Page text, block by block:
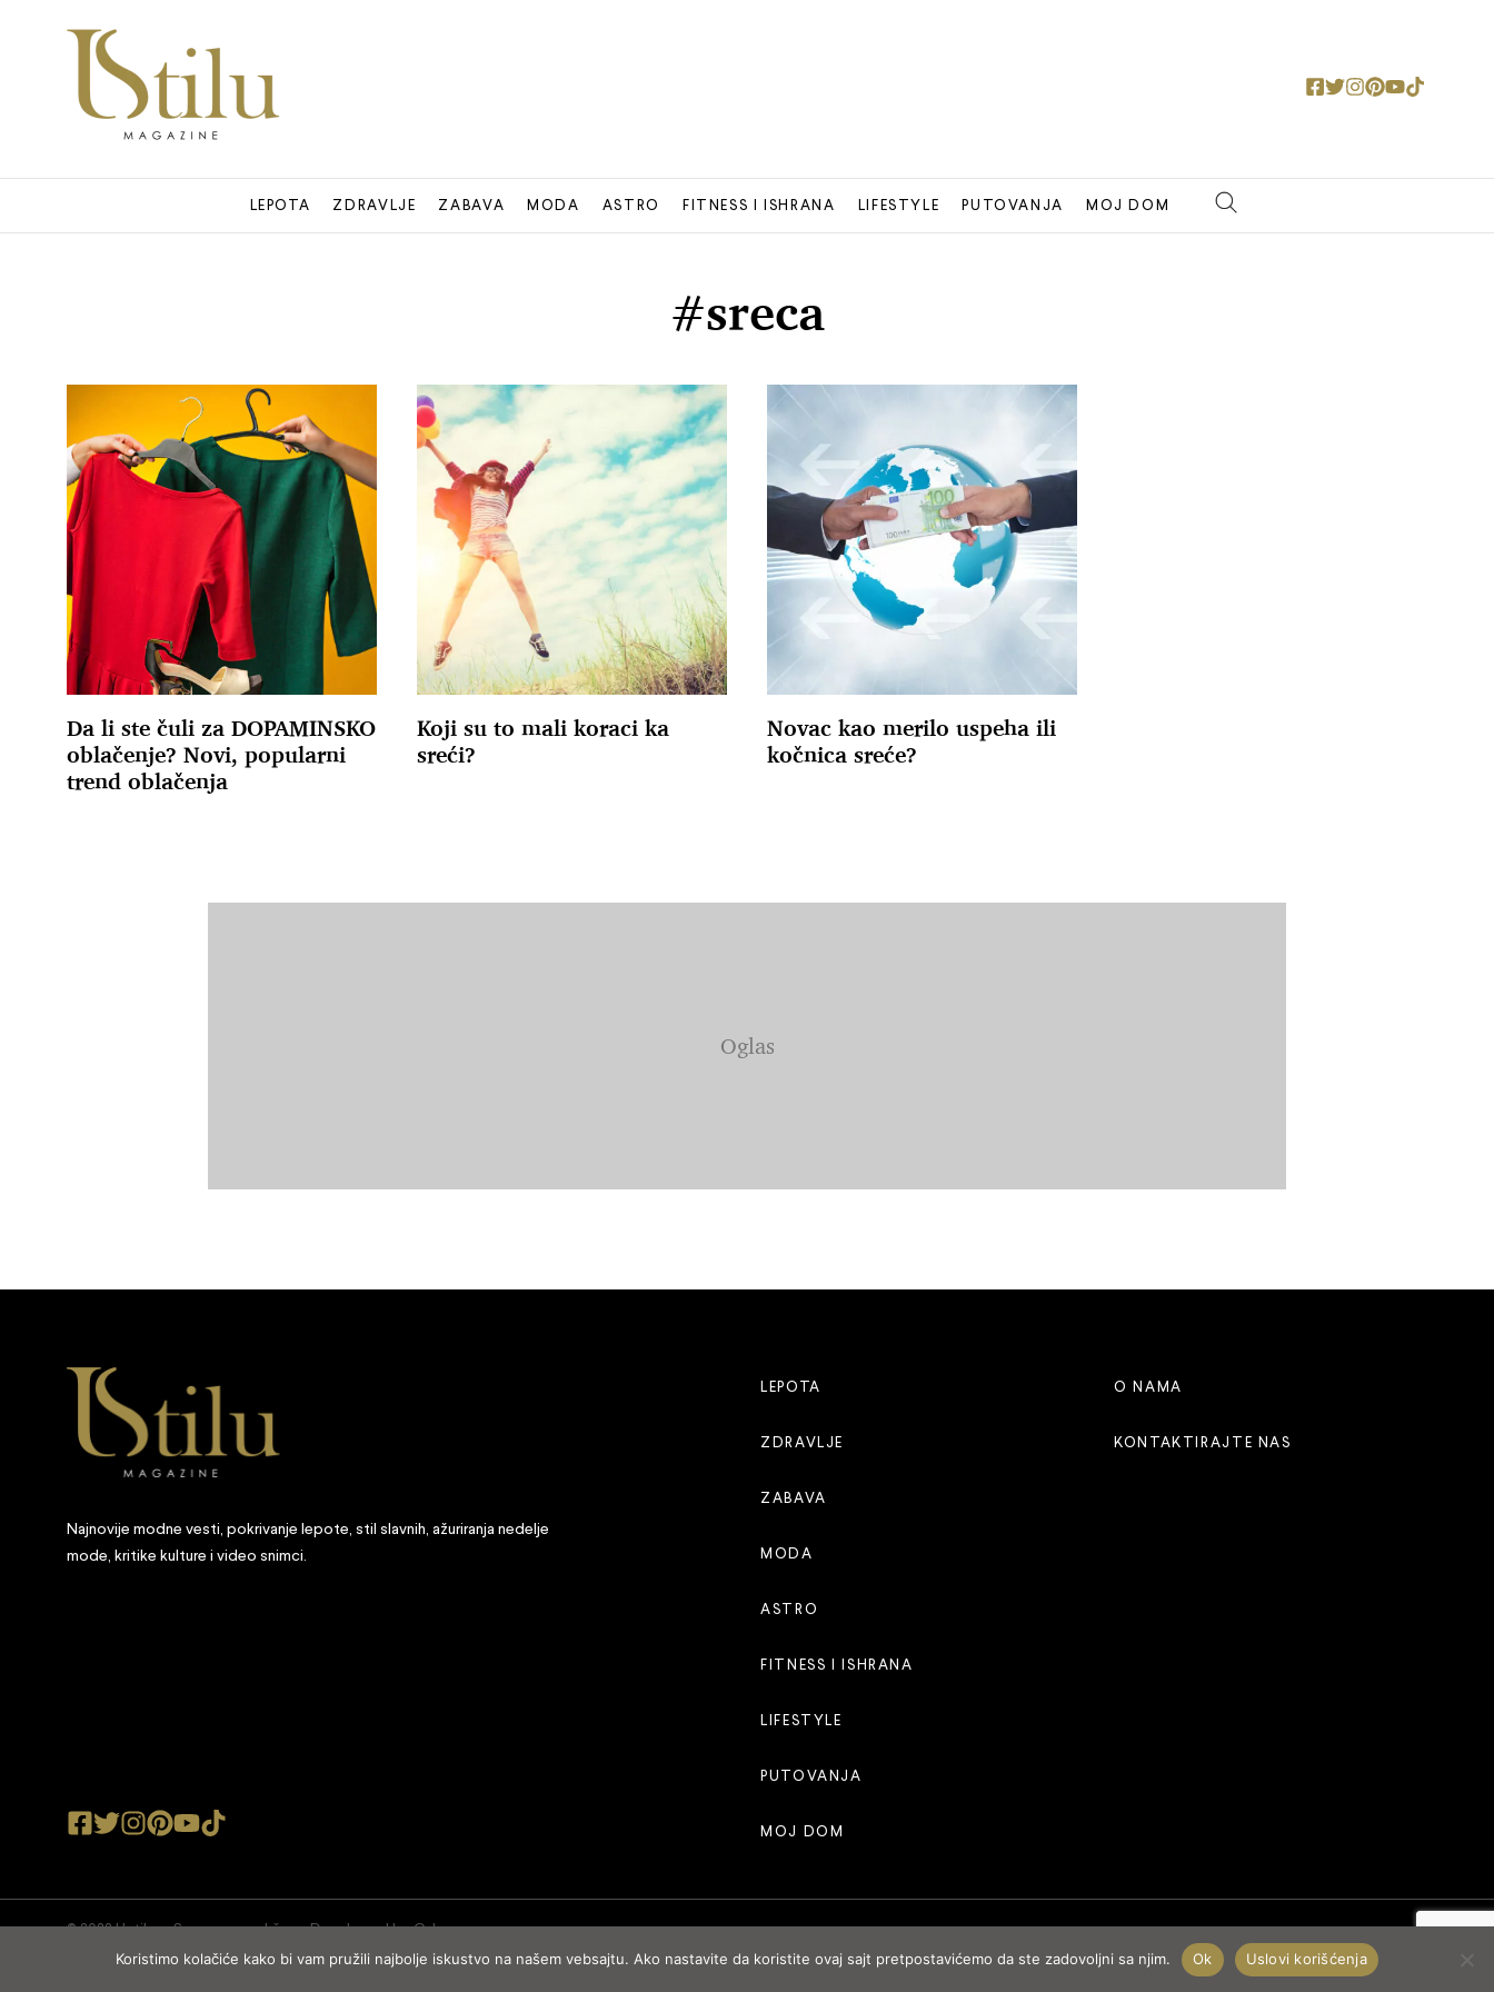
LEPOTA ZDRAVLJE ZABAVA MODA ASTRO FITNESS I ISHRANA LIFESTYLE PUTOVANJA MOJ DOM
#sreca
Da li ste čuli za DOPAMINSKO
oblačenje? Novi, popularni
trend oblačenja
Koji su to mali koraci ka
sreći?
Novac kao merilo uspeha ili
kočnica sreće?
Najnovije modne vesti, pokrivanje lepote, stil slavnih, ažuriranja nedelje
mode, kritike kulture i video snimci.
LEPOTA
ZDRAVLJE
ZABAVA
MODA
ASTRO
FITNESS I ISHRANA
LIFESTYLE
PUTOVANJA
MOJ DOM
O NAMA
KONTAKTIRAJTE NAS
© 2022 Ustilu.rs Sva prava zadržana. Developed byCubes
Koristimo kolačiće kako bi vam pružili najbolje iskustvo na našem vebsajtu. Ako nastavite da koristite ovaj sajt pretpostavićemo da ste zadovoljni sa njim. Ok Uslovi korišćenja